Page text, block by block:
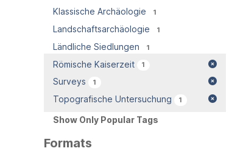
Klassische Archäologie 1
Landschaftsarchäologie 1
Ländliche Siedlungen 1
Römische Kaiserzeit 1
Surveys 1
Topografische Untersuchung 1
Show Only Popular Tags
Formats